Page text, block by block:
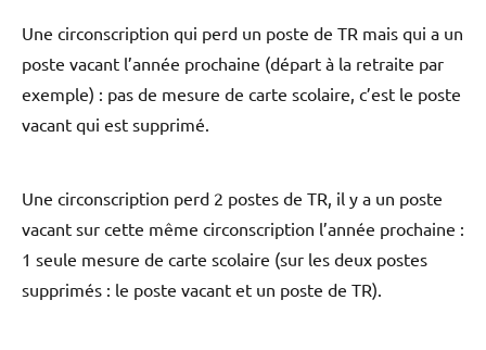
Une circonscription qui perd un poste de TR mais qui a un
poste vacant l’année prochaine (départ à la retraite par
exemple) : pas de mesure de carte scolaire, c’est le poste
vacant qui est supprimé.
Une circonscription perd 2 postes de TR, il y a un poste
vacant sur cette même circonscription l’année prochaine :
1 seule mesure de carte scolaire (sur les deux postes
supprimés : le poste vacant et un poste de TR).